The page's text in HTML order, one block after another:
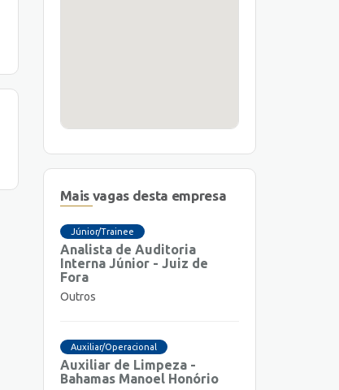
Mais vagas desta empresa
Júnior/Trainee
Analista de Auditoria
Interna Júnior - Juiz de
Fora
Outros
Auxiliar/Operacional
Auxiliar de Limpeza -
Bahamas Manoel Honório